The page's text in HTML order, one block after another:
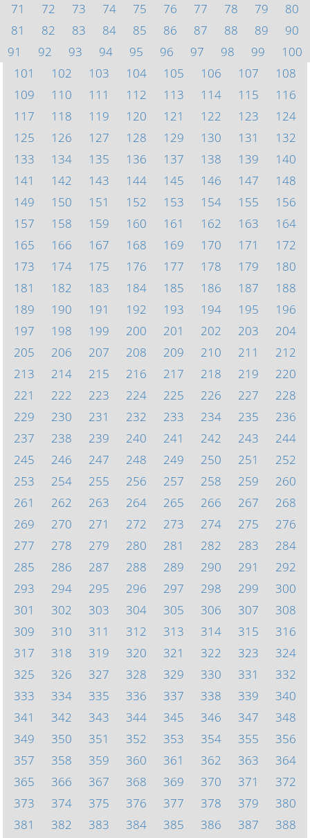
71
72 73 74 75 76 77 78 79
80
81
82 83 84 85 86 87 88 89
90
91
92 93 94 95 96 97 98 99
100
101
102 103 104 105 106 107
108
109
110 111 112 113 114 115
116
117
118 119 120 121 122 123
124
125
126 127 128 129 130 131
132
133
134 135 136 137 138 139
140
141
142 143 144 145 146 147
148
149
150 151 152 153 154 155
156
157
158 159 160 161 162 163
164
165
166 167 168 169 170 171
172
173
174 175 176 177 178 179
180
181
182 183 184 185 186 187
188
189
190 191 192 193 194 195
196
197
198 199 200 201 202 203
204
205
206 207 208 209 210 211
212
213
214 215 216 217 218 219
220
221
222 223 224 225 226 227
228
229
230 231 232 233 234 235
236
237
238 239 240 241 242 243
244
245
246 247 248 249 250 251
252
253
254 255 256 257 258 259
260
261
262 263 264 265 266 267
268
269
270 271 272 273 274 275
276
277
278 279 280 281 282 283
284
285
286 287 288 289 290 291
292
293
294 295 296 297 298 299
300
301
302 303 304 305 306 307
308
309
310 311 312 313 314 315
316
317
318 319 320 321 322 323
324
325
326 327 328 329 330 331
332
333
334 335 336 337 338 339
340
341
342 343 344 345 346 347
348
349
350 351 352 353 354 355
356
357
358 359 360 361 362 363
364
365
366 367 368 369 370 371
372
373
374 375 376 377 378 379
380
381
382 383 384 385 386 387 388